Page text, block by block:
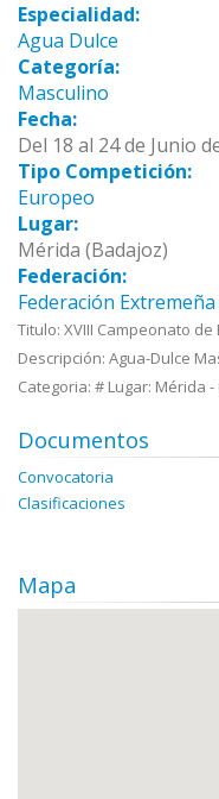
Especialidad:
Agua Dulce
Categoría:
Masculino
Fecha:
Del 18 al 24 de Junio
Tipo Competición:
Europeo
Lugar:
Mérida (Badajoz)
Federación:
Federación Extremeña
Titulo: XVIII Campeonato
Descripción: Agua-Dulce
Categoria: # Lugar: Mérida
Documentos
Convocatoria
Clasificaciones
Mapa